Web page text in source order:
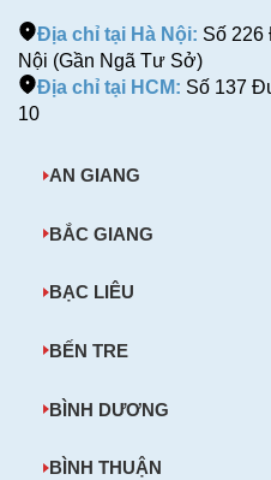
Địa chỉ tại Hà Nội: Số
Nội (Gần Ngã Tư Sở)
Địa chỉ tại HCM: Số 137
10
AN GIANG
BẮC GIANG
BẠC LIÊU
BẾN TRE
BÌNH DƯƠNG
BÌNH THUẬN